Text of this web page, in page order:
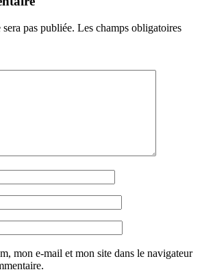
pas publiée. Les champs obligatoires
mon e-mail et mon site dans le navigateur